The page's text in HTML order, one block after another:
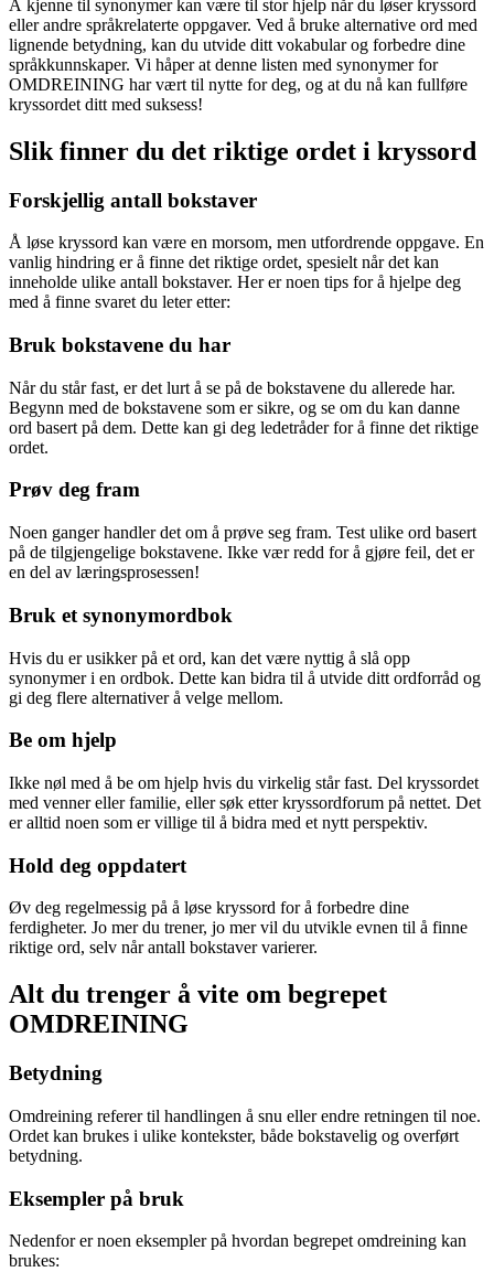
Å kjenne til synonymer kan være til stor hjelp når du løser kryssord
eller andre språkrelaterte oppgaver. Ved å bruke alternative ord med
lignende betydning, kan du utvide ditt vokabular og forbedre dine
språkkunnskaper. Vi håper at denne listen med synonymer for
OMDREINING har vært til nytte for deg, og at du nå kan fullføre
kryssordet ditt med suksess!
Slik finner du det riktige ordet i kryssord
Forskjellig antall bokstaver
Å løse kryssord kan være en morsom, men utfordrende oppgave. En
vanlig hindring er å finne det riktige ordet, spesielt når det kan
inneholde ulike antall bokstaver. Her er noen tips for å hjelpe deg
med å finne svaret du leter etter:
Bruk bokstavene du har
Når du står fast, er det lurt å se på de bokstavene du allerede har.
Begynn med de bokstavene som er sikre, og se om du kan danne
ord basert på dem. Dette kan gi deg ledetråder for å finne det riktige
ordet.
Prøv deg fram
Noen ganger handler det om å prøve seg fram. Test ulike ord basert
på de tilgjengelige bokstavene. Ikke vær redd for å gjøre feil, det er
en del av læringsprosessen!
Bruk et synonymordbok
Hvis du er usikker på et ord, kan det være nyttig å slå opp
synonymer i en ordbok. Dette kan bidra til å utvide ditt ordforråd og
gi deg flere alternativer å velge mellom.
Be om hjelp
Ikke nøl med å be om hjelp hvis du virkelig står fast. Del kryssordet
med venner eller familie, eller søk etter kryssordforum på nettet. Det
er alltid noen som er villige til å bidra med et nytt perspektiv.
Hold deg oppdatert
Øv deg regelmessig på å løse kryssord for å forbedre dine
ferdigheter. Jo mer du trener, jo mer vil du utvikle evnen til å finne
riktige ord, selv når antall bokstaver varierer.
Alt du trenger å vite om begrepet
OMDREINING
Betydning
Omdreining referer til handlingen å snu eller endre retningen til noe.
Ordet kan brukes i ulike kontekster, både bokstavelig og overført
betydning.
Eksempler på bruk
Nedenfor er noen eksempler på hvordan begrepet omdreining kan
brukes: